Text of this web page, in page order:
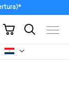
Mi carrito